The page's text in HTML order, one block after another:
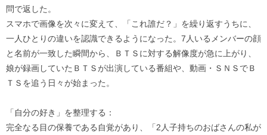
問で返した。
スマホで画像を次々に変えて、「これ誰だ？」を繰り返すうちに、
一人ひとりの違いを認識できるようになった。7人いるメンバーの顔
と名前が一致した瞬間から、ＢＴＳに対する解像度が急に上がり、
娘が録画していたＢＴＳが出演している番組や、動画・ＳＮＳでＢ
ＴＳを追う日々が始まった。
「自分の好き」を整理する：
完全なる目の保養である自覚があり、「2人子持ちのおばさんの私が